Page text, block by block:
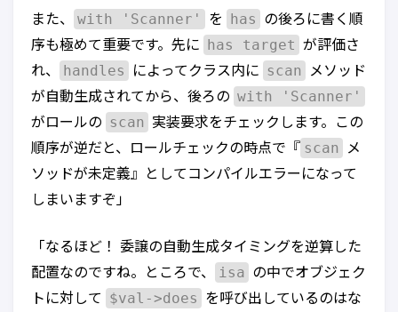
また、 with 'Scanner' を has
の後ろに書く順
序も極めて重要です。先に has target が評価さ
れ、
handles によってクラス内に scan
メソッド
が自動生成されてから、後ろの with 'Scanner'
がロールの scan
実装要求をチェックします。この
順序が逆だと、ロールチェックの時点で『 scan
メ
ソッドが未定義』としてコンパイルエラーになって
しまいますぞ」
「なるほど！ 委譲の自動生成タイミングを逆算した
配置なのですね。ところで、
isa の中でオブジェク
トに対して
$val->does
を呼び出しているのはな